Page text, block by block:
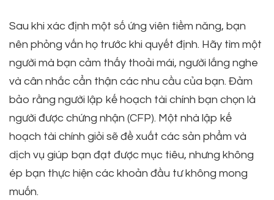
Sau khi xác định một số ứng viên tiềm năng, bạn
nên phỏng vấn họ trước khi quyết định. Hãy tìm một
người mà bạn cảm thấy thoải mái, người lắng nghe
và cân nhắc cẩn thận các nhu cầu của bạn. Đảm
bảo rằng người lập kế hoạch tài chính bạn chọn là
người được chứng nhận (CFP). Một nhà lập kế
hoạch tài chính giỏi sẽ đề xuất các sản phẩm và
dịch vụ giúp bạn đạt được mục tiêu, nhưng không
ép bạn thực hiện các khoản đầu tư không mong
muốn.